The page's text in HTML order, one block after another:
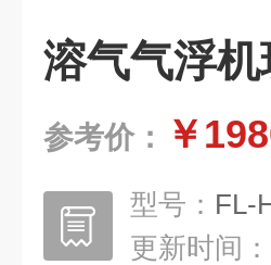
溶气气浮机
参考价： ￥
型号： FL-
更新时间：